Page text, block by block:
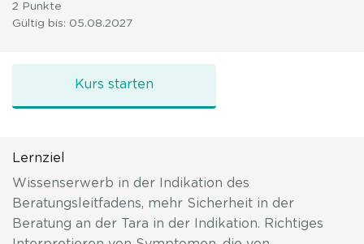
2 Punkte
Gültig bis: 05.08.2027
Kurs starten
Lernziel
Wissenserwerb in der Indikation des
Beratungsleitfadens, mehr Sicherheit in der
Beratung an der Tara in der Indikation. Richtiges